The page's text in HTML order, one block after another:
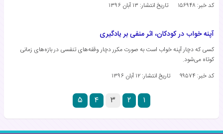
کد خبر: ۱۵۶۹۴۸
تاریخ انتشار: ۱۳ آبان ۱۳۹۶
آپنه خواب در کودکان، اثر منفی بر یادگیری
کسی که دچار آپنه خواب است به صورت مکرر دچار وقفه‌های تنفسی در بازه‌های زمانی
کوتاه می‌شود.
کد خبر: ۹۹۵۷۴
تاریخ انتشار: ۱۲ آبان ۱۳۹۶
۱ ۲ ۳ ۴ ۵